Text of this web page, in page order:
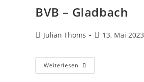
BVB – Gladbach
Julian Thoms 13. Mai 2023
Weiterlesen